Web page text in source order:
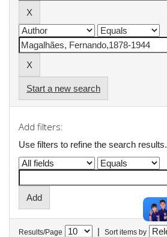
Start a new search
Add filters:
Use filters to refine the search results.
Results/Page | Sort items by